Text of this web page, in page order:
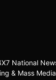
National
& Mass